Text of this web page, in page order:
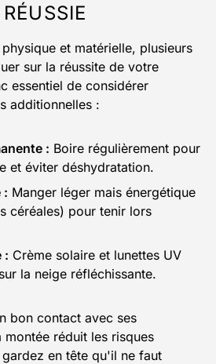
et matérielle, plusieurs
sur la réussite de votre
essentiel de considérer
additionnelles :
: Boire régulièrement pour
et éviter déshydratation.
: Manger léger mais énergétique
céréales) pour tenir lors
: Crème solaire et lunettes UV
la neige réfléchissante.
bon contact avec ses
montée réduit les risques
en tête qu'il ne faut